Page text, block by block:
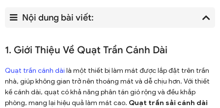
Nội dung bài viết:
1. Giới Thiệu Về Quạt Trần Cánh Dài
Quạt trần cánh dài là một thiết bị làm mát được lắp đặt trên trần
nhà, giúp không gian trở nên thoáng mát và dễ chịu hơn. Với thiết
kế cánh dài, quạt có khả năng phân tán gió rộng và đều khắp
phòng, mang lại hiệu quả làm mát cao. Quạt trần sải cánh dài